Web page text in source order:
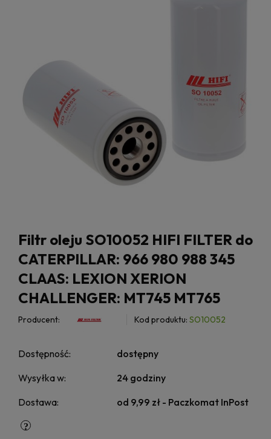
Filtr oleju SO10052 HIFI FILTER do
CATERPILLAR: 966 980 988 345
CLAAS: LEXION XERION
CHALLENGER: MT745 MT765
Producent: Kod produktu: SO10052
Dostępność:
dostępny
Wysyłka w:
24 godziny
Dostawa:
od 9,99 zł - Paczkomat InPost